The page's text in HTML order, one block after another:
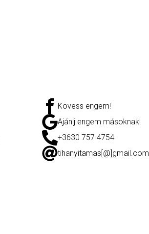
Kövess engem!
Ajánlj engem másoknak!
+3630 757 4754
tihanyitamas[@]gmail.com